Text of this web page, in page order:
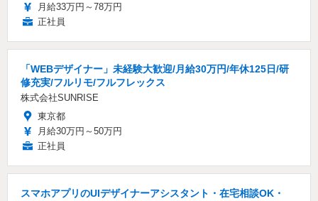
月給33万円～78万円
正社員
「WEBデザイナー」未経験大歓迎/月給30万円/年休125日/研
修充実/フルリモ/フルフレックス
株式会社SUNRISE
東京都
月給30万円～50万円
正社員
スマホアプリのUIデザイナーアシスタント・在宅相談OK・